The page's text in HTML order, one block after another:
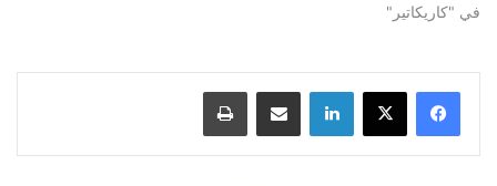
في "كاريكاتير"
لينكدإن مشاركة عبر البريد طباعة